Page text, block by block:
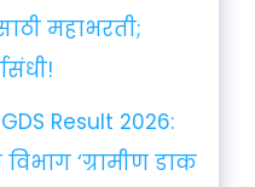
महाभरती;
Result 2026:
‘ग्रामीण डाक